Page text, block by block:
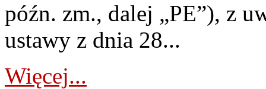
późn. zm., dalej „PE”), z
ustawy z dnia 28...
Więcej...